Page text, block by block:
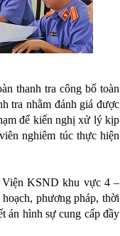
thanh tra công bố toàn
tra nhằm đánh giá được
để kiến nghị xử lý kịp
nghiêm túc thựchiện
ViệnKSND khu vực 4 –
phương pháp, thời
án hình sự cung cấp đầy